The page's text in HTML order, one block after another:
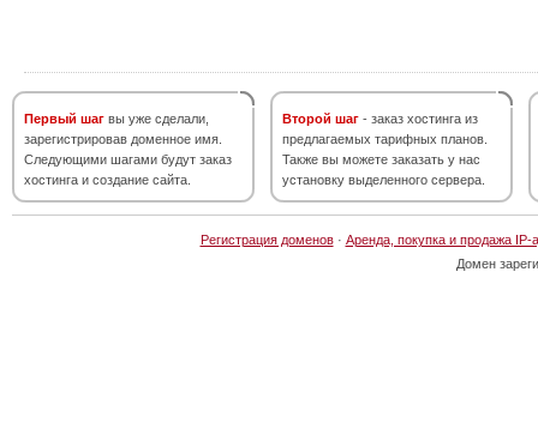
Первый шаг вы уже сделали,
зарегистрировав доменное имя.
Следующими шагами будут заказ
хостинга и создание сайта.
Второй шаг - заказ хостинга из
предлагаемых тарифных планов.
Также вы можете заказать у нас
установку выделенного сервера.
Регистрация доменов· Аренда, покупка и продажа IP-
Домен